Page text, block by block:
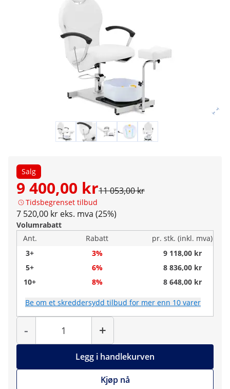
Salg
9 400,00 kr11 053,00 kr
Tidsbegrenset tilbud
7 520,00 kr eks. mva (25%)
Volumrabatt
Ant.
Rabatt
pr. stk. (inkl. mva)
3+
3%
9 118,00 kr
5+
6%
8 836,00 kr
10+
8% 8 648,00 kr
Be om et skreddersydd tilbud for mer enn 10 varer
-
Antall
+
Legg i handlekurven
Kjøp nå